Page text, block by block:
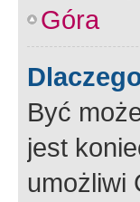
Góra
Być
jest
umożliwi